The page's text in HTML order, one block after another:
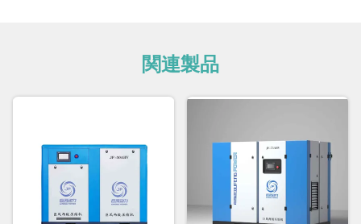
関連製品